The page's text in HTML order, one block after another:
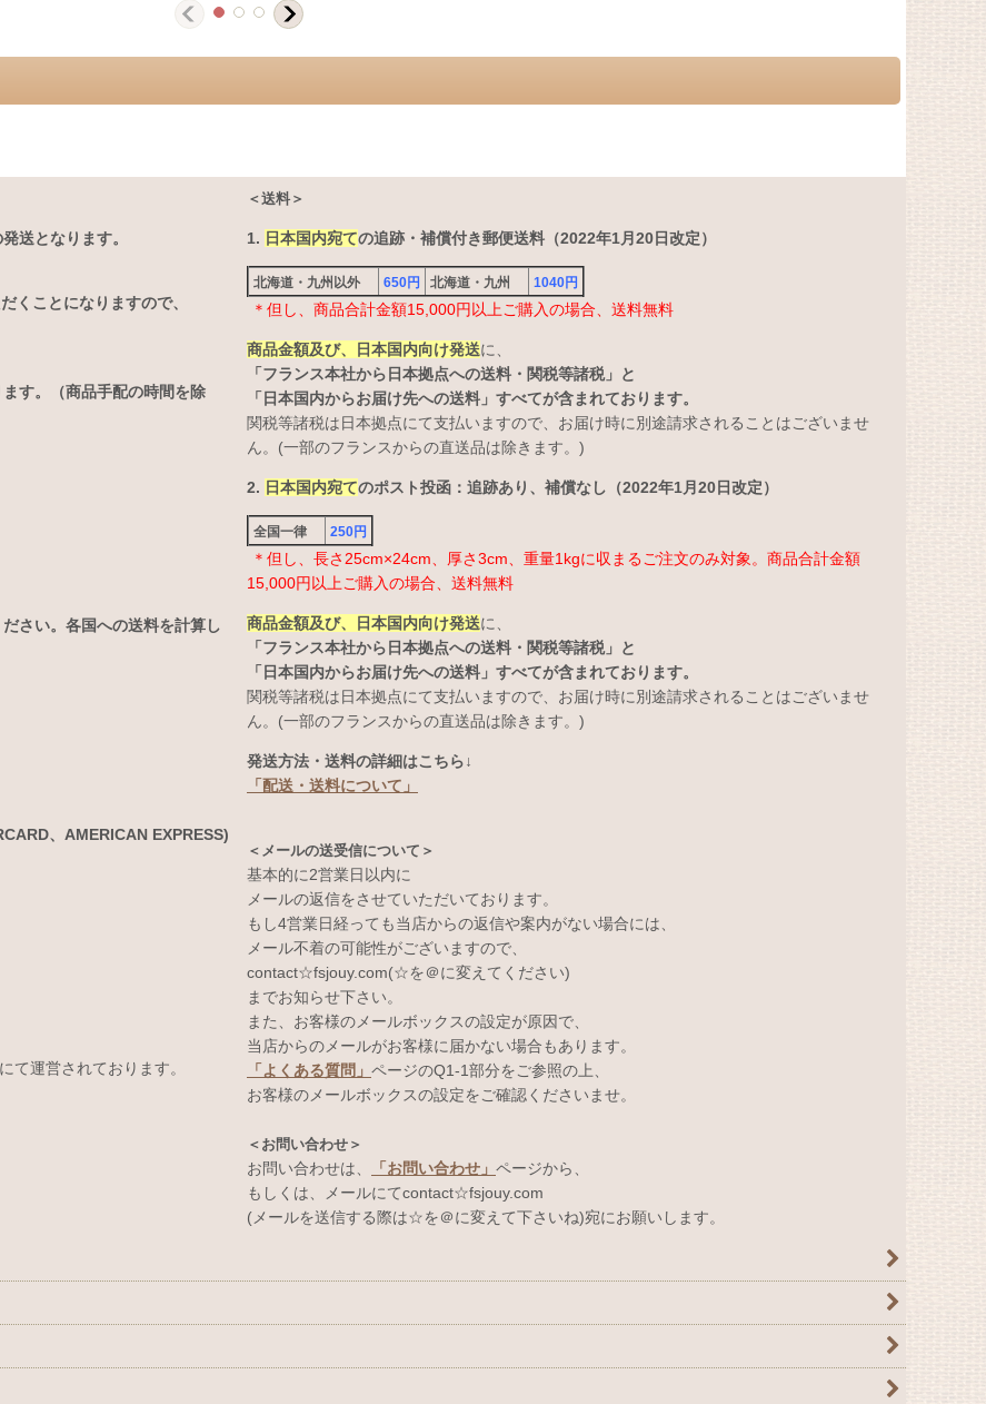
送となります。
くことになりますので、
す。（商品手配の時間を除
さい。各国への送料を計算し
、AMERICAN EXPRESS)
て運営されております。
＜送料＞
1. 日本国内宛ての追跡・補償付き郵便送料（2022年1月20日改定）
北海道・九州以外 650円 北海道・九州 1040円
＊但し、商品合計金額15,000円以上ご購入の場合、送料無料
商品金額及び、日本国内向け発送に、
「フランス本社から日本拠点への送料・関税等諸税」と
「日本国内からお届け先への送料」すべてが含まれております。
関税等諸税は日本拠点にて支払いますので、お届け時に別途請求されることはございませ
ん。(一部のフランスからの直送品は除きます。)
2. 日本国内宛てのポスト投函：追跡あり、補償なし（2022年1月20日改定）
全国一律 250円
＊但し、長さ25cm×24cm、厚さ3cm、重量1kgに収まるご注文のみ対象。商品合計金額
15,000円以上ご購入の場合、送料無料
商品金額及び、日本国内向け発送に、
「フランス本社から日本拠点への送料・関税等諸税」と
「日本国内からお届け先への送料」すべてが含まれております。
関税等諸税は日本拠点にて支払いますので、お届け時に別途請求されることはございませ
ん。(一部のフランスからの直送品は除きます。)
発送方法・送料の詳細はこちら↓
「配送・送料について」
＜メールの送受信について＞
基本的に2営業日以内に
メールの返信をさせていただいております。
もし4営業日経っても当店からの返信や案内がない場合には、
メール不着の可能性がございますので、
contact☆fsjouy.com(☆を＠に変えてください)
までお知らせ下さい。
また、お客様のメールボックスの設定が原因で、
当店からのメールがお客様に届かない場合もあります。
「よくある質問」 ページのQ1-1部分をご参照の上、
お客様のメールボックスの設定をご確認くださいませ。
＜お問い合わせ＞
お問い合わせは、 「お問い合わせ」 ページから、
もしくは、メールにてcontact☆fsjouy.com
(メールを送信する際は☆を＠に変えて下さいね)宛にお願いします。